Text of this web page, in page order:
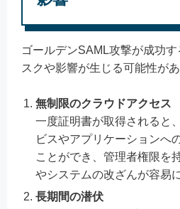
ゴールデンSAML攻撃が成功
スクや影響が生じる可能性があ
無制限のクラウドアクセス
一度証明書が取得されると
ビスやアプリケーションへ
ことができ、管理者権限を
やシステムの改ざんが容易
長期間の潜伏